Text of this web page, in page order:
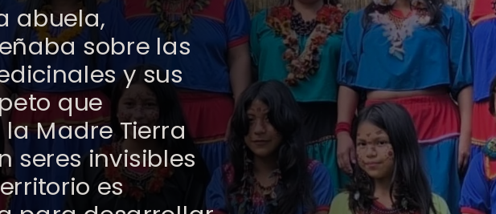
abuela,
sobre las
y sus
que
Madre Tierra
seres invisibles
es